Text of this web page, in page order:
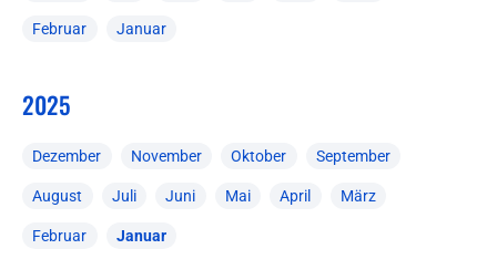
Februar Januar
2025
Dezember November Oktober September
August Juli Juni Mai April März
Februar Januar